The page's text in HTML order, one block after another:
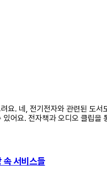
요. 네, 전기전자와 관련된 도
어요. 전자책과 오디오 클립
속 서비스들